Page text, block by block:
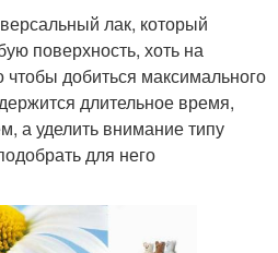
лак, который
поверхность, хоть на
добиться максимального
длительное время,
а уделить внимание типу
для него